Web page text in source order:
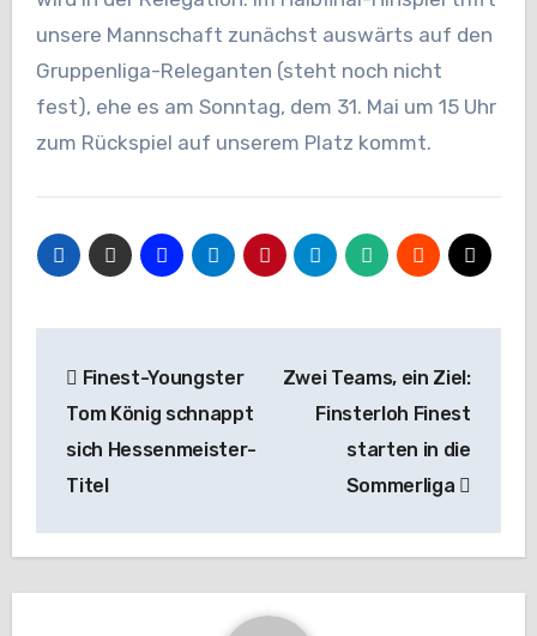
unsere Mannschaft zunächst auswärts auf den
Gruppenliga-Releganten (steht noch nicht
fest), ehe es am Sonntag, dem 31. Mai um 15 Uhr
zum Rückspiel auf unserem Platz kommt.
Finest-Youngster
Tom König schnappt
sich Hessenmeister-
Titel
Zwei Teams, ein Ziel:
Finsterloh Finest
starten in die
Sommerliga